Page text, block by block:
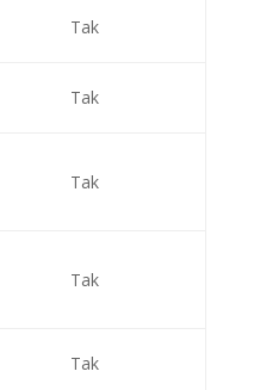
Tak
Tak
Tak
Tak
Tak